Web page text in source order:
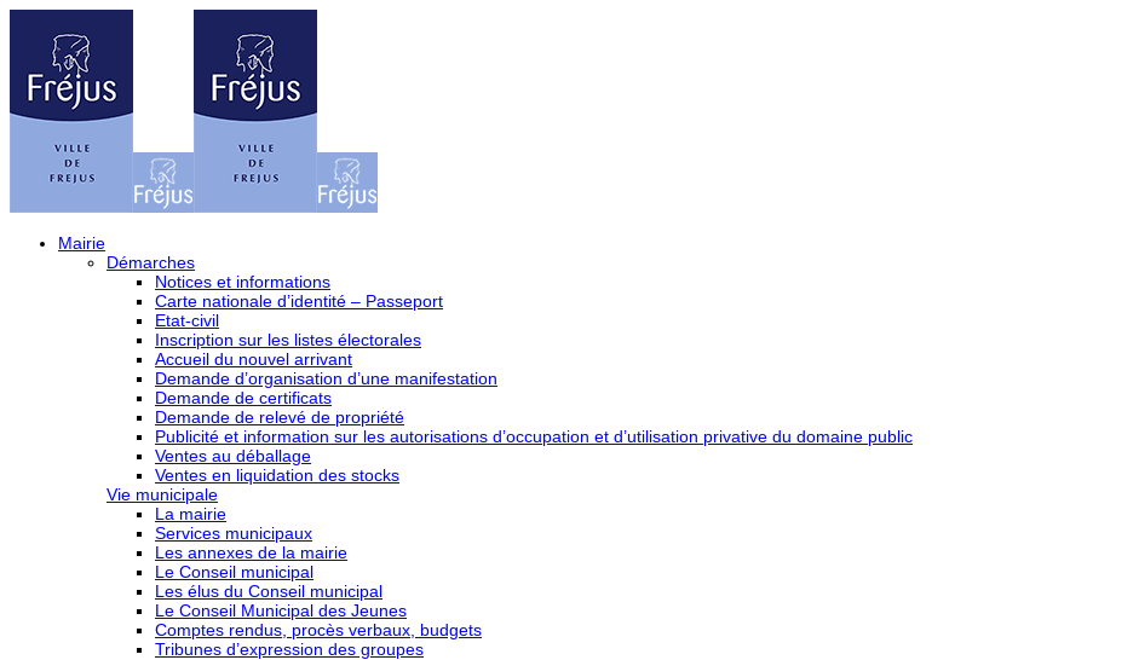
Mairie
Démarches
Notices et informations
Carte nationale d’identité – Passeport
Etat-civil
Inscription sur les listes électorales
Accueil du nouvel arrivant
Demande d’organisation d’une manifestation
Demande de certificats
Demande de relevé de propriété
Publicité et information sur les autorisations d’occupation et d’utilisation privative du domaine public
Ventes au déballage
Ventes en liquidation des stocks
Vie municipale
La mairie
Services municipaux
Les annexes de la mairie
Le Conseil municipal
Les élus du Conseil municipal
Le Conseil Municipal des Jeunes
Comptes rendus, procès verbaux, budgets
Tribunes d’expression des groupes